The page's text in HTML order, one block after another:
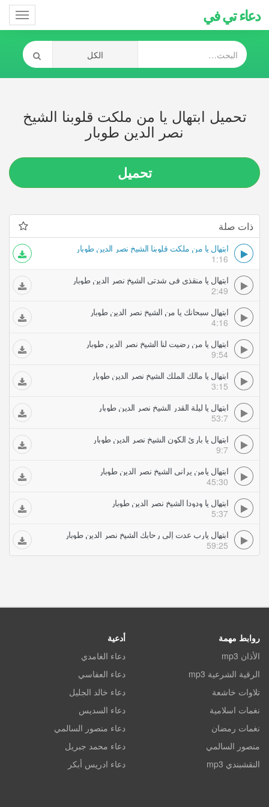
دعاء تي في
تحميل ابتهال يا من ملكت قلوبنا الشيخ
نصر الدين طوبار
تحميل
ذات صلة
ابتهال يا من ملكت قلوبنا الشيخ نصر الدين طوبار
1:16
ابتهال يا منقذي في شدتي الشيخ نصر الدين طوبار
2:49
ابتهال سبحانك يا من الشيخ نصر الدين طوبار
4:16
ابتهال يا من رضيت لنا الشيخ نصر الدين طوبار
9:54
ابتهال يا مالك الملك الشيخ نصر الدين طوبار
3:15
ابتهال يا ليلة القدر الشيخ نصر الدين طوبار
53:7
ابتهال يا بارئ الكون الشيخ نصر الدين طوبار
9:7
ابتهال يامن يراني الشيخ نصر الدين طوبار
45:30
ابتهال يا ودودا الشيخ نصر الدين طوبار
5:37
ابتهال يارب عدت إلى رحابك الشيخ نصر الدين طوبار
59:25
روابط مهمة
الأذان mp3
الرقية الشرعية mp3
تلاوات خاشعة
نغمات اسلامية
نغمات رمضان
منصور السالمي
النقشبندي mp3
أدعية
دعاء الغامدي
دعاء العفاسي
دعاء خالد الجليل
دعاء السديس
دعاء منصور السالمي
دعاء محمد جبريل
دعاء ادريس أبكر